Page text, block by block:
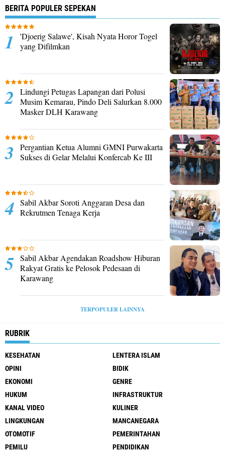
BERITA POPULER SEPEKAN
'Djoerig Salawe', Kisah Nyata Horor Togel
yang Difilmkan
Lindungi Petugas Lapangan dari Polusi
Musim Kemarau, Pindo Deli Salurkan 8.000
Masker DLH Karawang
Pergantian Ketua Alumni GMNI Purwakarta
Sukses di Gelar Melalui Konfercab Ke III
Sabil Akbar Soroti Anggaran Desa dan
Rekrutmen Tenaga Kerja
Sabil Akbar Agendakan Roadshow Hiburan
Rakyat Gratis ke Pelosok Pedesaan di
Karawang
TERPOPULER LAINNYA
RUBRIK
KESEHATAN
LENTERA ISLAM
OPINI
BIDIK
EKONOMI
GENRE
HUKUM
INFRASTRUKTUR
KANAL VIDEO
KULINER
LINGKUNGAN
MANCANEGARA
OTOMOTIF
PEMERINTAHAN
PEMILU
PENDIDIKAN